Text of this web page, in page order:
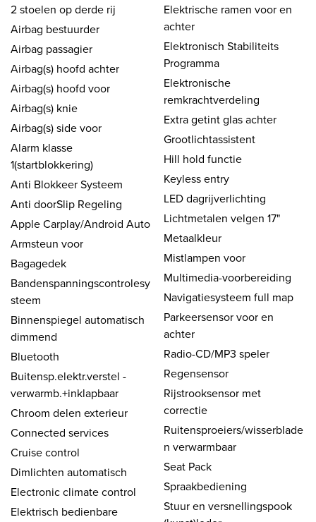
2 stoelen op derde rij
Airbag bestuurder
Airbag passagier
Airbag(s) hoofd achter
Airbag(s) hoofd voor
Airbag(s) knie
Airbag(s) side voor
Alarm klasse
1(startblokkering)
Anti Blokkeer Systeem
Anti doorSlip Regeling
Apple Carplay/Android Auto
Armsteun voor
Bagagedek
Bandenspanningscontrolesy
steem
Binnenspiegel automatisch
dimmend
Bluetooth
Buitensp.elektr.verstel -
verwarmb.+inklapbaar
Chroom delen exterieur
Connected services
Cruise control
Dimlichten automatisch
Electronic climate control
Elektrisch bedienbare
Elektrische ramen voor en
achter
Elektronisch Stabiliteits
Programma
Elektronische
remkrachtverdeling
Extra getint glas achter
Grootlichtassistent
Hill hold functie
Keyless entry
LED dagrijverlichting
Lichtmetalen velgen 17"
Metaalkleur
Mistlampen voor
Multimedia-voorbereiding
Navigatiesysteem full map
Parkeersensor voor en
achter
Radio-CD/MP3 speler
Regensensor
Rijstrooksensor met
correctie
Ruitensproeiers/wisserblade
n verwarmbaar
Seat Pack
Spraakbediening
Stuur en versnellingspook